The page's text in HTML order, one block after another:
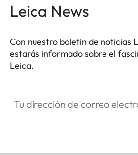
Leica News
Con nuestro boletín de noticias
estarás informado sobre el
Leica.